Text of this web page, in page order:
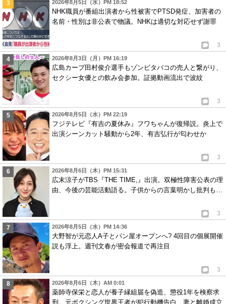
2026年8月5日（水）PM 18:52
NHK職員が番組出演者から性被害でPTSD発症、加害者の
名前・性別は非公表で物議。NHKは適切な対応せず謝罪
3
2026年8月3日（月）PM 16:19
広島カープ田村俊介選手もゾンビタバコの売人と繋がり、
セクシー女優との飲み会参加。証拠動画流出で波紋
3
2026年8月5日（水）PM 22:19
フジテレビ『有吉の夏休み』フワちゃんが復帰説。炎上で
出演シーンカット騒動から2年、有吉弘行が匂わせか
3
2026年8月6日（木）PM 15:31
広末涼子がTBS『THE TIME,』出演。双極性障害公表の理
由、今後の芸能活動語る。子供からの言葉明かし批判も…
3
2026年8月5日（水）PM 14:36
大野智が元恋人A子とパン屋オープンへ? 4回目の個展開催
説も浮上。週刊文春が密会報道で再注目
3
2026年8月6日（木）AM 0:01
薬師寺保栄と恋人が養子縁組届を偽造、懲役1年を検察求
刑。元ボクシング世界王者が犯行動機告白、妻と離婚成立